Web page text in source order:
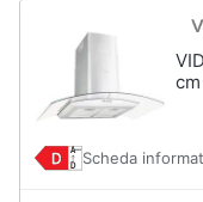
Scheda